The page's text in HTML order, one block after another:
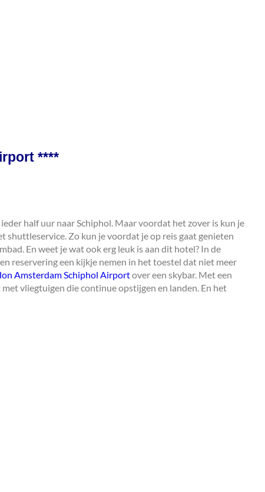
****
half uur naar Schiphol. Maar voordat het zover is kun je
Zo kun je voordat je op reis gaat genieten
En weet je wat ook erg leuk is aan dit hotel? In de
reservering een kijkje nemen in het toestel dat niet meer
Amsterdam Schiphol Airportover een skybar. Met een
vliegtuigen die continue opstijgen en landen. En het